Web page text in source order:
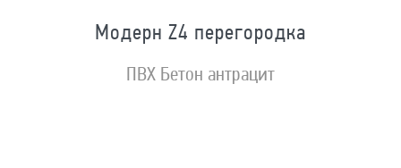
Модерн Z4 перегородка
ПВХ Бетон антрацит